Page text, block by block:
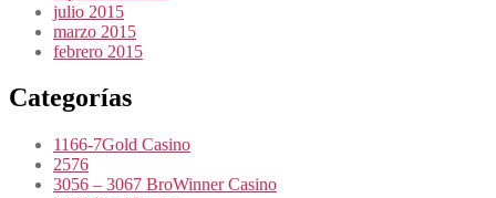
julio 2015
marzo 2015
febrero 2015
Categorías
1166-7Gold Casino
2576
3056 – 3067 BroWinner Casino